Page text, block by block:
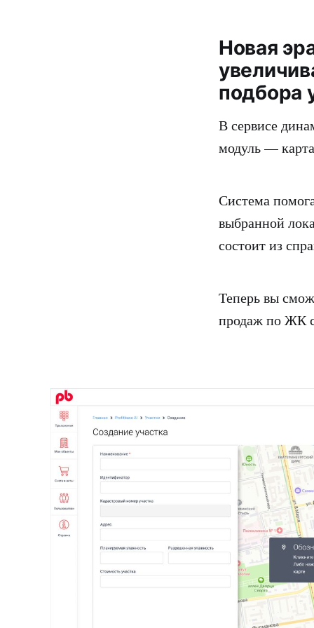
Новая
подбора
В сервисе
модуль —
Система
выбранной
состоит из
Теперь вы
продаж по ЖК